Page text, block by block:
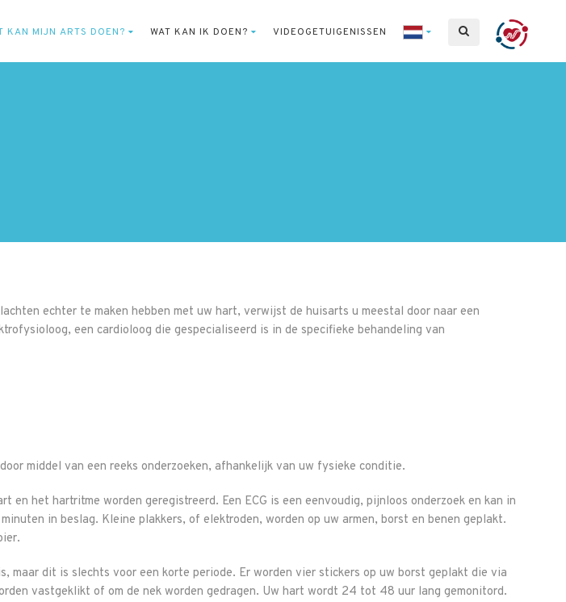
KAN MIJN ARTS DOEN? WAT KAN IK DOEN? VIDEOGETUIGENISSEN
echter te maken hebben met uw hart, verwijst de huisarts u meestal door naar een
een cardioloog die gespecialiseerd is in de specifieke behandeling van
middel van een reeks onderzoeken, afhankelijk van uw fysieke conditie.
het hartritme worden geregistreerd. Een ECG is een eenvoudig, pijnloos onderzoek en kan in
in beslag. Kleine plakkers, of elektroden, worden op uw armen, borst en benen geplakt.
dit is slechts voor een korte periode. Er worden vier stickers op uw borst geplakt die via
vastgeklikt of om de nek worden gedragen. Uw hart wordt 24 tot 48 uur lang gemonitord.